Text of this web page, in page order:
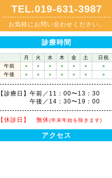
TEL.019-631-3987
お気軽にお問い合わせください。
診療時間
月 火 水 木 金 土
日祝
午前
● ● ● ● ● ●
●
午後
● ● ● ● ● ● ●
【診療日】 午前／11：00〜13：30
午後／14：30〜19：00
【休診日】 無休(年末年始を除きます)
アクセス